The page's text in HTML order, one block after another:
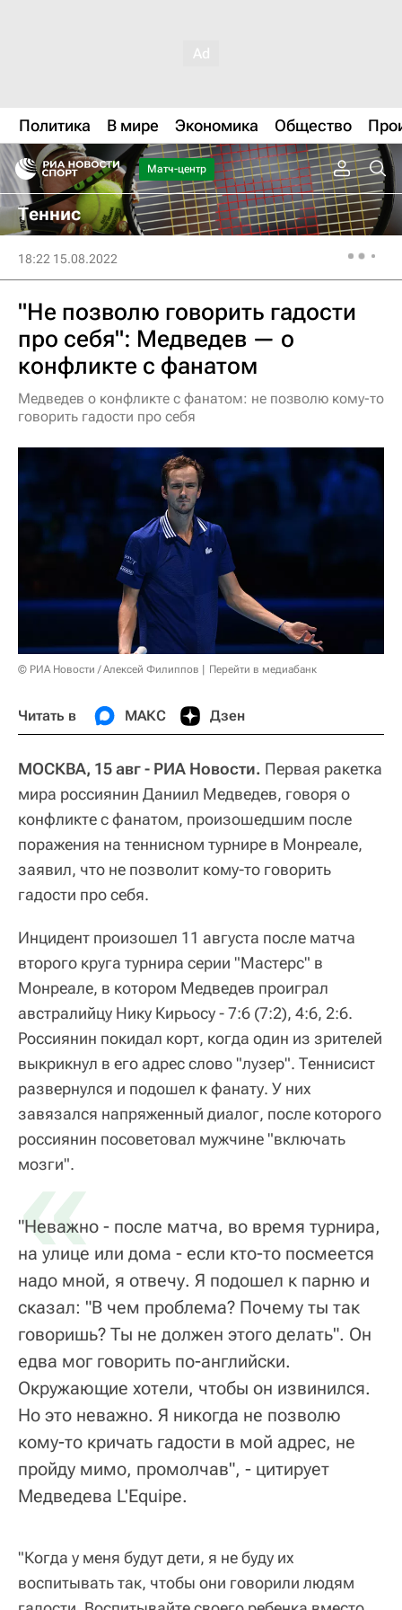
Политика В мире Экономика Общество
Матч-центр
Теннис
18:22 15.08.2022
"Не позволю говорить гадости
про себя": Медведев — о
конфликте с фанатом
Медведев о конфликте с фанатом: не позволю кому-то
говорить гадости про себя
© РИА Новости / Алексей Филиппов Перейти в медиабанк
Читать в МАКС Дзен
МОСКВА, 15 авг - РИА Новости. Первая ракетка
мира россиянин Даниил Медведев, говоря о
конфликте с фанатом, произошедшим после
поражения на теннисном турнире в Монреале,
заявил, что не позволит кому-то говорить
гадости про себя.
Инцидент произошел 11 августа после матча
второго круга турнира серии "Мастерс" в
Монреале, в котором Медведев проиграл
австралийцу Нику Кирьосу - 7:6 (7:2), 4:6, 2:6.
Россиянин покидал корт, когда один из зрителей
выкрикнул в его адрес слово "лузер". Теннисист
развернулся и подошел к фанату. У них
завязался напряженный диалог, после которого
россиянин посоветовал мужчине "включать
мозги".
«
"Неважно - после матча, во время турнира,
на улице или дома - если кто-то посмеется
надо мной, я отвечу. Я подошел к парню и
сказал: "В чем проблема? Почему ты так
говоришь? Ты не должен этого делать". Он
едва мог говорить по-английски.
Окружающие хотели, чтобы он извинился.
Но это неважно. Я никогда не позволю
кому-то кричать гадости в мой адрес, не
пройду мимо, промолчав", - цитирует
Медведева L'Equipe.
"Когда у меня будут дети, я не буду их
воспитывать так, чтобы они говорили людям